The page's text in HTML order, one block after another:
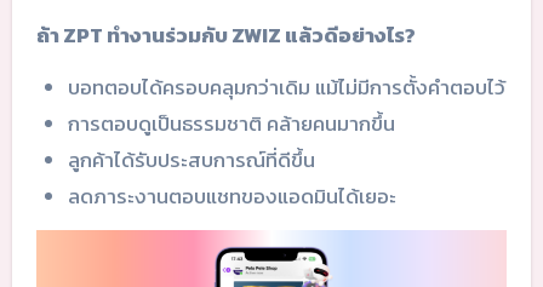
ถ้า ZPT ทำงานร่วมกับ ZWIZ แล้วดีอย่างไร?
บอทตอบได้ครอบคลุมกว่าเดิม แม้ไม่มีการตั้งคำตอบไว้
การตอบดูเป็นธรรมชาติ คล้ายคนมากขึ้น
ลูกค้าได้รับประสบการณ์ที่ดีขึ้น
ลดภาระงานตอบแชทของแอดมินได้เยอะ